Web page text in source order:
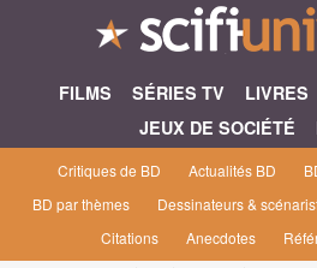
FILMS SÉRIES TV LIVRES
JEUX DE SOCIÉTÉ
Critiques de BD Actualités BD
BD par thèmes
Dessinateurs &
Citations
Anecdotes